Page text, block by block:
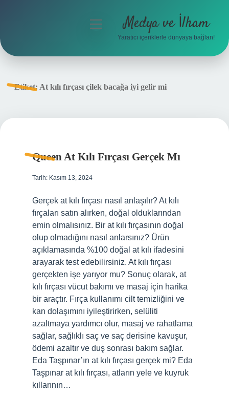
menüyü
Medya ve İlham
Yaratıcı içeriklerle dünyaya bağlan!
Etiket: At kılı fırçası çilek bacağa iyi gelir mi
Queen At Kılı Fırçası Gerçek Mı
Tarih: Kasım 13, 2024
Gerçek at kılı fırçası nasıl anlaşılır? At kılı
fırçaları satın alırken, doğal olduklarından
emin olmalısınız. Bir at kılı fırçasının doğal
olup olmadığını nasıl anlarsınız? Ürün
açıklamasında %100 doğal at kılı ifadesini
arayarak test edebilirsiniz. At kılı fırçası
gerçekten işe yarıyor mu? Sonuç olarak, at
kılı fırçası vücut bakımı ve masaj için harika
bir araçtır. Fırça kullanımı cilt temizliğini ve
kan dolaşımını iyileştirirken, selüliti
azaltmaya yardımcı olur, masaj ve rahatlama
sağlar, sağlıklı saç ve saç derisine kavuşur,
ödemi azaltır ve duş sonrası bakım sağlar.
Eda Taşpınar’ın at kılı fırçası gerçek mi? Eda
Taşpınar at kılı fırçası, atların yele ve kuyruk
kıllarının…